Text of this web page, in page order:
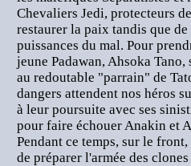
Chevaliers Jedi, protecteurs
restaurer la paix tandis que
puissances du mal. Pour
jeune Padawan, Ahsoka
au redoutable "parrain" de
dangers attendent nos héros
à leur poursuite avec ses
pour faire échouer Anakin et
Pendant ce temps, sur le
de préparer l'armée des